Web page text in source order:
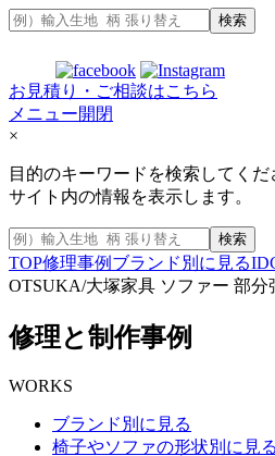
検索
お見積り・ご相談はこちら
メニュー開閉
×
目的のキーワードを検索してくだ
サイト内の情報を表示します。
検索
TOP修理事例 ブランド別に見る
OTSUKA/大塚家具 ソファー 部分
修理と制作事例
WORKS
ブランド別に見る
椅子やソファの形状別に見る